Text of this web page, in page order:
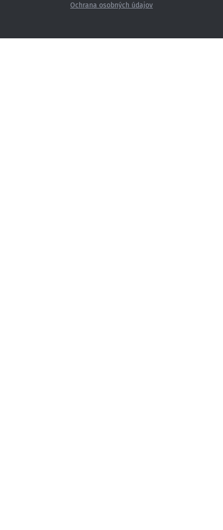
Ochrana osobných údajov